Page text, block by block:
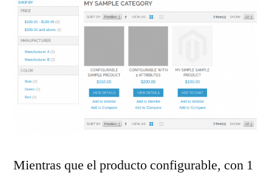
Mientras que el producto configurable, con 1